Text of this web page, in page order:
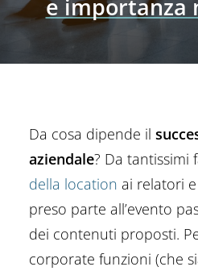
e importanza
Da cosa dipende il
aziendale? Da tantissimi
della location ai relatori
preso parte all’evento
dei contenuti proposti.
corporate funzioni (che